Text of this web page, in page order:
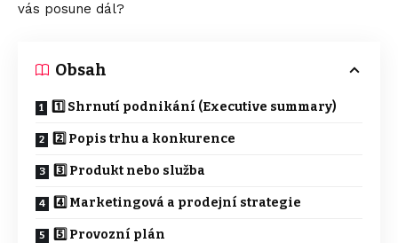
vás posune dál?
Obsah
1️⃣ Shrnutí podnikání (Executive summary)
2️⃣ Popis trhu a konkurence
3️⃣ Produkt nebo služba
4️⃣ Marketingová a prodejní strategie
5️⃣ Provozní plán